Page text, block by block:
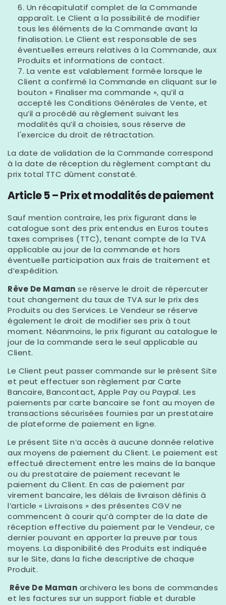
Un récapitulatif complet de la Commande
apparaît. Le Client a la possibilité de modifier
tous les éléments de la Commande avant la
finalisation. Le Client est responsable de ses
éventuelles erreurs relatives à la Commande, aux
Produits et informations de contact.
La vente est valablement formée lorsque le
Client a confirmé la Commande en cliquant sur le
bouton « Finaliser ma commande », qu’il a
accepté les Conditions Générales de Vente, et
qu’il a procédé au règlement suivant les
modalités qu’il a choisies, sous réserve de
l'exercice du droit de rétractation.
La date de validation de la Commande correspond
à la date de réception du règlement comptant du
prix total TTC dûment constaté.
Article 5 – Prix et modalités de paiement
Sauf mention contraire, les prix figurant dans le
catalogue sont des prix entendus en Euros toutes
taxes comprises (TTC), tenant compte de la TVA
applicable au jour de la commande et hors
éventuelle participation aux frais de traitement et
d’expédition.
Rêve De Maman se réserve le droit de répercuter
tout changement du taux de TVA sur le prix des
Produits ou des Services. Le Vendeur se réserve
également le droit de modifier ses prix à tout
moment. Néanmoins, le prix figurant au catalogue le
jour de la commande sera le seul applicable au
Client.
Le Client peut passer commande sur le présent Site
et peut effectuer son règlement par Carte
Bancaire, Bancontact, Apple Pay ou Paypal. Les
paiements par carte bancaire se font au moyen de
transactions sécurisées fournies par un prestataire
de plateforme de paiement en ligne.
Le présent Site n’a accès à aucune donnée relative
aux moyens de paiement du Client. Le paiement est
effectué directement entre les mains de la banque
ou du prestataire de paiement recevant le
paiement du Client. En cas de paiement par
virement bancaire, les délais de livraison définis à
l’article « Livraisons » des présentes CGV ne
commencent à courir qu’à compter de la date de
réception effective du paiement par le Vendeur, ce
dernier pouvant en apporter la preuve par tous
moyens. La disponibilité des Produits est indiquée
sur le Site, dans la fiche descriptive de chaque
Produit.
Rêve De Maman archivera les bons de commandes
et les factures sur un support fiable et durable